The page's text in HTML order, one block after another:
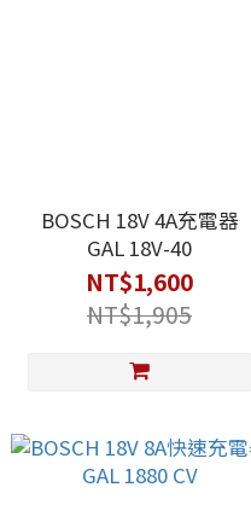
BOSCH 18V 4A充電器
GAL 18V-40
NT$1,600
NT$1,905